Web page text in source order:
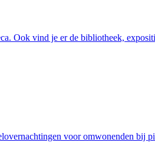
Ook vind je er de bibliotheek,
voor omwonenden bij